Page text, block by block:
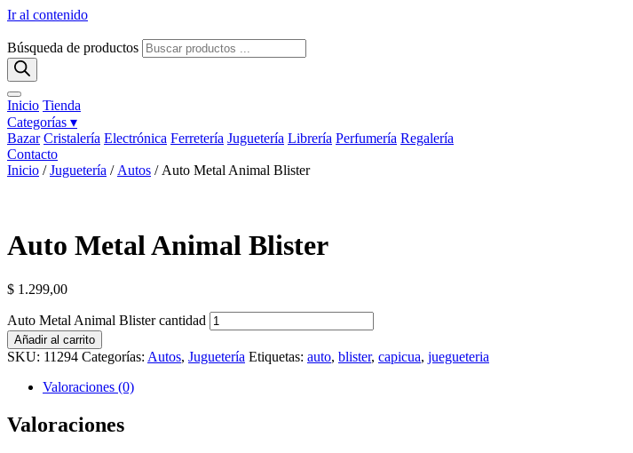
Ir al contenido
Búsqueda de productos
Inicio Tienda
Categorías ▾
Bazar Cristalería Electrónica Ferretería Juguetería Librería Perfumería Regalería
Contacto
Inicio /Juguetería / Autos / Auto Metal Animal Blister
Auto Metal Animal Blister
$ 1.299,00
Auto Metal Animal Blister cantidad
Añadir al carrito
SKU: 11294 Categorías: Autos, Juguetería Etiquetas: auto, blister, capicua, juegueteria
Valoraciones (0)
Valoraciones